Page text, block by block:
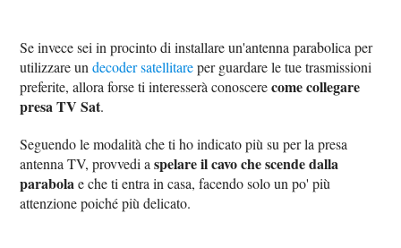
Se invece sei in procinto di installare un'antenna parabolica per
utilizzare undecoder satellitareper guardare le tue trasmissioni
preferite, allora forse ti interesserà conoscerecome collegare
presa TV Sat.
Seguendo le modalità che ti ho indicato più su per la presa
antenna TV, provvedi aspelare il cavo che scende dalla
parabolae che ti entra in casa, facendo solo un po' più
attenzione poiché più delicato.